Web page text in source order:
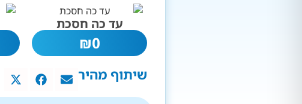
עד כה חסכת
0
₪
שיתוף מהיר